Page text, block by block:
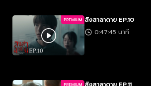
PREMIUM สิงสาลาตาย EP.10
0:47:45 นาที
PREMIUM